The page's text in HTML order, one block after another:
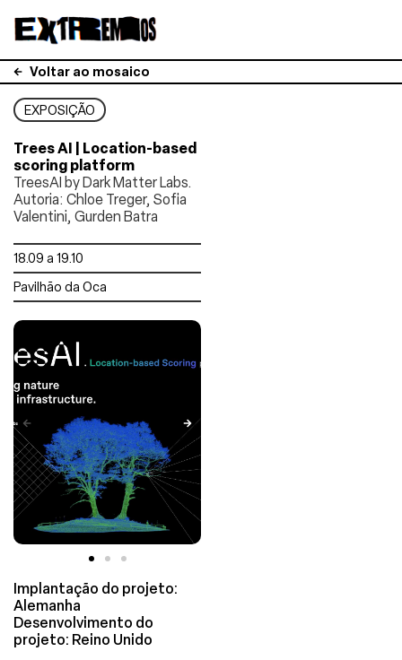
Voltar ao mosaico
EXPOSIÇÃO
Trees AI | Location-based
scoring platform
TreesAI by Dark Matter Labs.
Autoria: Chloe Treger, Sofia
Valentini, Gurden Batra
18.09 a 19.10
Pavilhão da Oca
Implantação do projeto:
Alemanha
Desenvolvimento do
projeto: Reino Unido